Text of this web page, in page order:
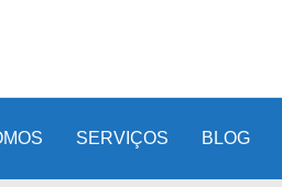
SERVIÇOS BLOG